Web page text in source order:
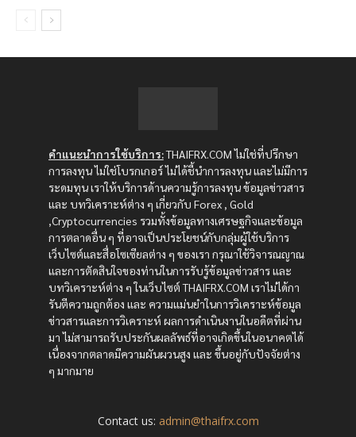
คำแนะนำการใช้บริการ:THAIFRX.COM ไม่ใช่ที่ปรึกษา
การลงทุน ไม่ใช่โบรกเกอร์ ไม่ได้ชี้นำการลงทุน และไม่มีการ
ระดมทุน เราให้บริการด้านความรู้การลงทุน ข้อมูลข่าวสาร
และ บทวิเคราะห์ต่าง ๆ เกี่ยวกับ Forex , Gold
,Cryptocurrencies รวมทั้งข้อมูลทางเศรษฐกิจและข้อมูล
การตลาดอื่น ๆ ที่อาจเป็นประโยชน์กับกลุ่มผู้ใช้บริการ
เว็บไซต์และสื่อโซเซียลต่าง ๆ ของเรา กรุณาใช้วิจารณญาณ
และการตัดสินใจของท่านในการรับรู้ข้อมูลข่าวสาร และ
บทวิเคราะห์ต่าง ๆ ในเว็บไซต์ THAIFRX.COM เราไม่ได้กา
รันตีความถูกต้อง และ ความแม่นยำในการวิเคราะห์ข้อมูล
ข่าวสารและการวิเคราะห์ ผลการดำเนินงานในอดีตที่ผ่าน
มา ไม่สามารถรับประกันผลลัพธ์ที่อาจเกิดขึ้นในอนาคตได้
เนื่องจากตลาดมีความผันผวนสูง และ ขึ้นอยู่กับปัจจัยต่าง
ๆ มากมาย
Contact us: admin@thaifrx.com